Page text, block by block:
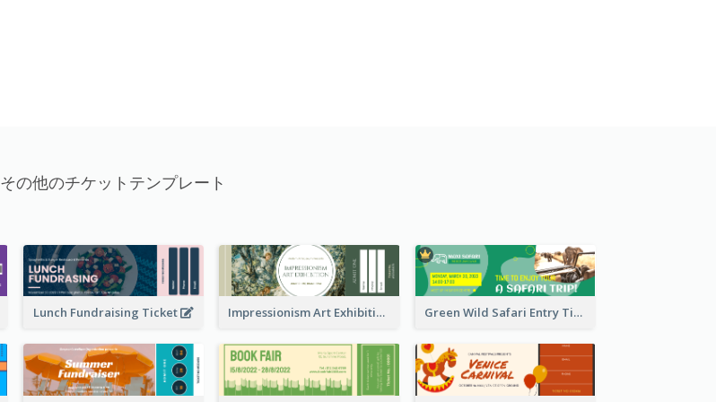
その他のチケットテンプレート
Lunch Fundraising Ticket Impressionism Art Exhibition Ticket Green Wild Safari Entry Ticket Design Idea